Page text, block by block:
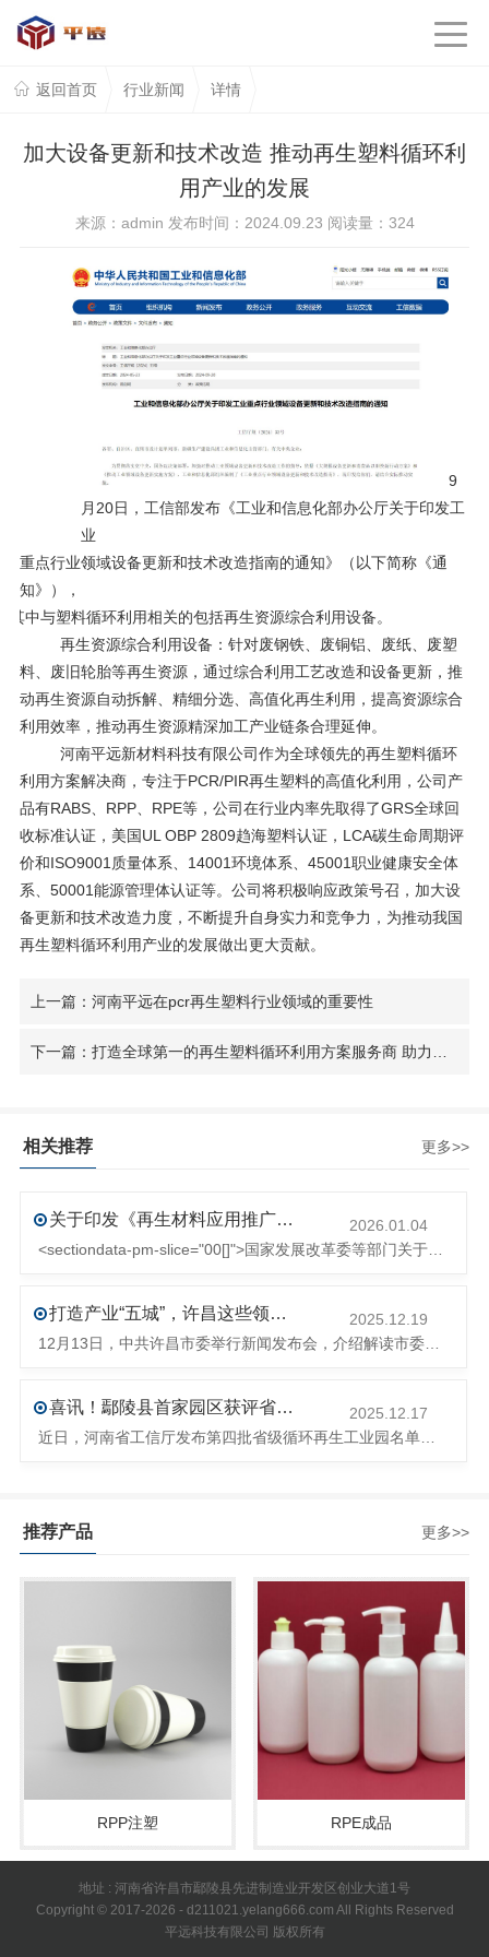
返回首页 行业新闻 详情
加大设备更新和技术改造 推动再生塑料循环利
用产业的发展
来源：admin 发布时间：2024.09.23 阅读量： 324
9
月20日，工信部发布《工业和信息化部办公厅关于印发工
业
重点行业领域设备更新和技术改造指南的通知》（以下简称《通
知》），
其中与塑料循环利用相关的包括再生资源综合利用设备。
再生资源综合利用设备：针对废钢铁、废铜铝、废纸、废塑
料、废旧轮胎等再生资源，通过综合利用工艺改造和设备更新，推
动再生资源自动拆解、精细分选、高值化再生利用，提高资源综合
利用效率，推动再生资源精深加工产业链条合理延伸。
河南平远新材料科技有限公司作为全球领先的再生塑料循环
利用方案解决商，专注于PCR/PIR再生塑料的高值化利用，公司产
品有RABS、RPP、RPE等，公司在行业内率先取得了GRS全球回
收标准认证，美国UL OBP 2809趋海塑料认证，LCA碳生命周期评
价和ISO9001质量体系、14001环境体系、45001职业健康安全体
系、50001能源管理体认证等。公司将积极响应政策号召，加大设
备更新和技术改造力度，不断提升自身实力和竞争力，为推动我国
再生塑料循环利用产业的发展做出更大贡献。
上一篇：河南平远在pcr再生塑料行业领域的重要性
相关推荐 更多>>
关于印发《再生材料应用推广行动方案》的通知(发改环资〔2025〕1681号)
2026.01.04
打造产业“五城”，许昌这些领域将迎来大发展！
2025.12.19
喜讯！鄢陵县首家园区获评省级循环再生工业园
2025.12.17
推荐产品 更多>>
RPP注塑 RPE成品
地址 : 河南省许昌市鄢陵县先进制造业开发区创业大道1号
Copyright © 2017-2026 - d211021.yelang666.com All Rights Reserved
平远科技有限公司 版权所有